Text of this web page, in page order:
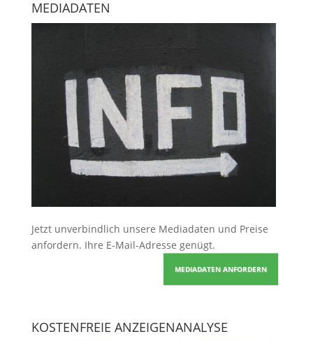
MEDIADATEN
Jetzt unverbindlich unsere Mediadaten und Preise
anfordern. Ihre E-Mail-Adresse genügt.
MEDIADATEN ANFORDERN
KOSTENFREIE ANZEIGENANALYSE